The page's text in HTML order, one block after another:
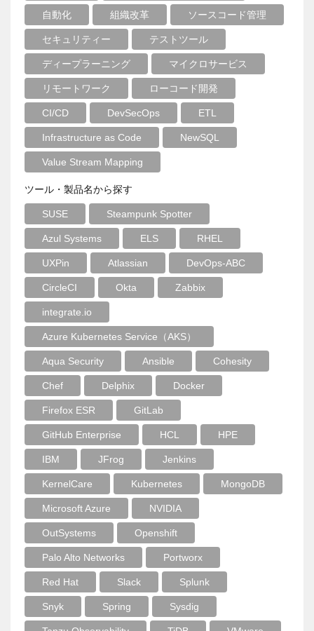
自動化 組織改革 ソースコード管理
セキュリティー テストツール
ディープラーニング マイクロサービス
リモートワーク ローコード開発
CI/CD DevSecOps ETL
Infrastructure as Code NewSQL
Value Stream Mapping
ツール・製品名から探す
SUSE Steampunk Spotter
Azul Systems ELS RHEL
UXPin Atlassian DevOps-ABC
CircleCI Okta Zabbix
integrate.io
Azure Kubernetes Service（AKS）
Aqua Security Ansible Cohesity
Chef Delphix Docker
Firefox ESR GitLab
GitHub Enterprise HCL HPE
IBM JFrog Jenkins
KernelCare Kubernetes MongoDB
Microsoft Azure NVIDIA
OutSystems Openshift
Palo Alto Networks Portworx
Red Hat Slack Splunk
Snyk Spring Sysdig